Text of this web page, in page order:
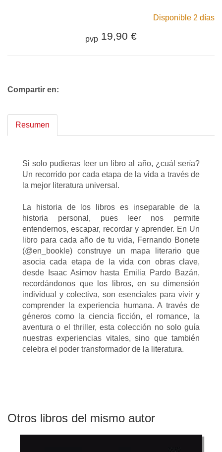
Disponible 2 días
pvp 19,90 €
Compartir en:
Resumen
Si solo pudieras leer un libro al año, ¿cuál sería?
Un recorrido por cada etapa de la vida a través de
la mejor literatura universal.
La historia de los libros es inseparable de la
historia personal, pues leer nos permite
entendernos, escapar, recordar y aprender. En Un
libro para cada año de tu vida, Fernando Bonete
(@en_bookle) construye un mapa literario que
asocia cada etapa de la vida con obras clave,
desde Isaac Asimov hasta Emilia Pardo Bazán,
recordándonos que los libros, en su dimensión
individual y colectiva, son esenciales para vivir y
comprender la experiencia humana. A través de
géneros como la ciencia ficción, el romance, la
aventura o el thriller, esta colección no solo guía
nuestras experiencias vitales, sino que también
celebra el poder transformador de la literatura.
Otros libros del mismo autor